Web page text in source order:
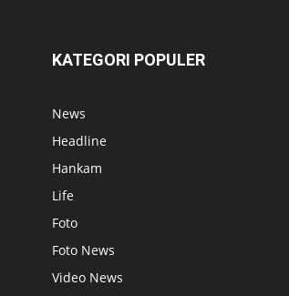
KATEGORI POPULER
News
Headline
Hankam
Life
Foto
Foto News
Video News